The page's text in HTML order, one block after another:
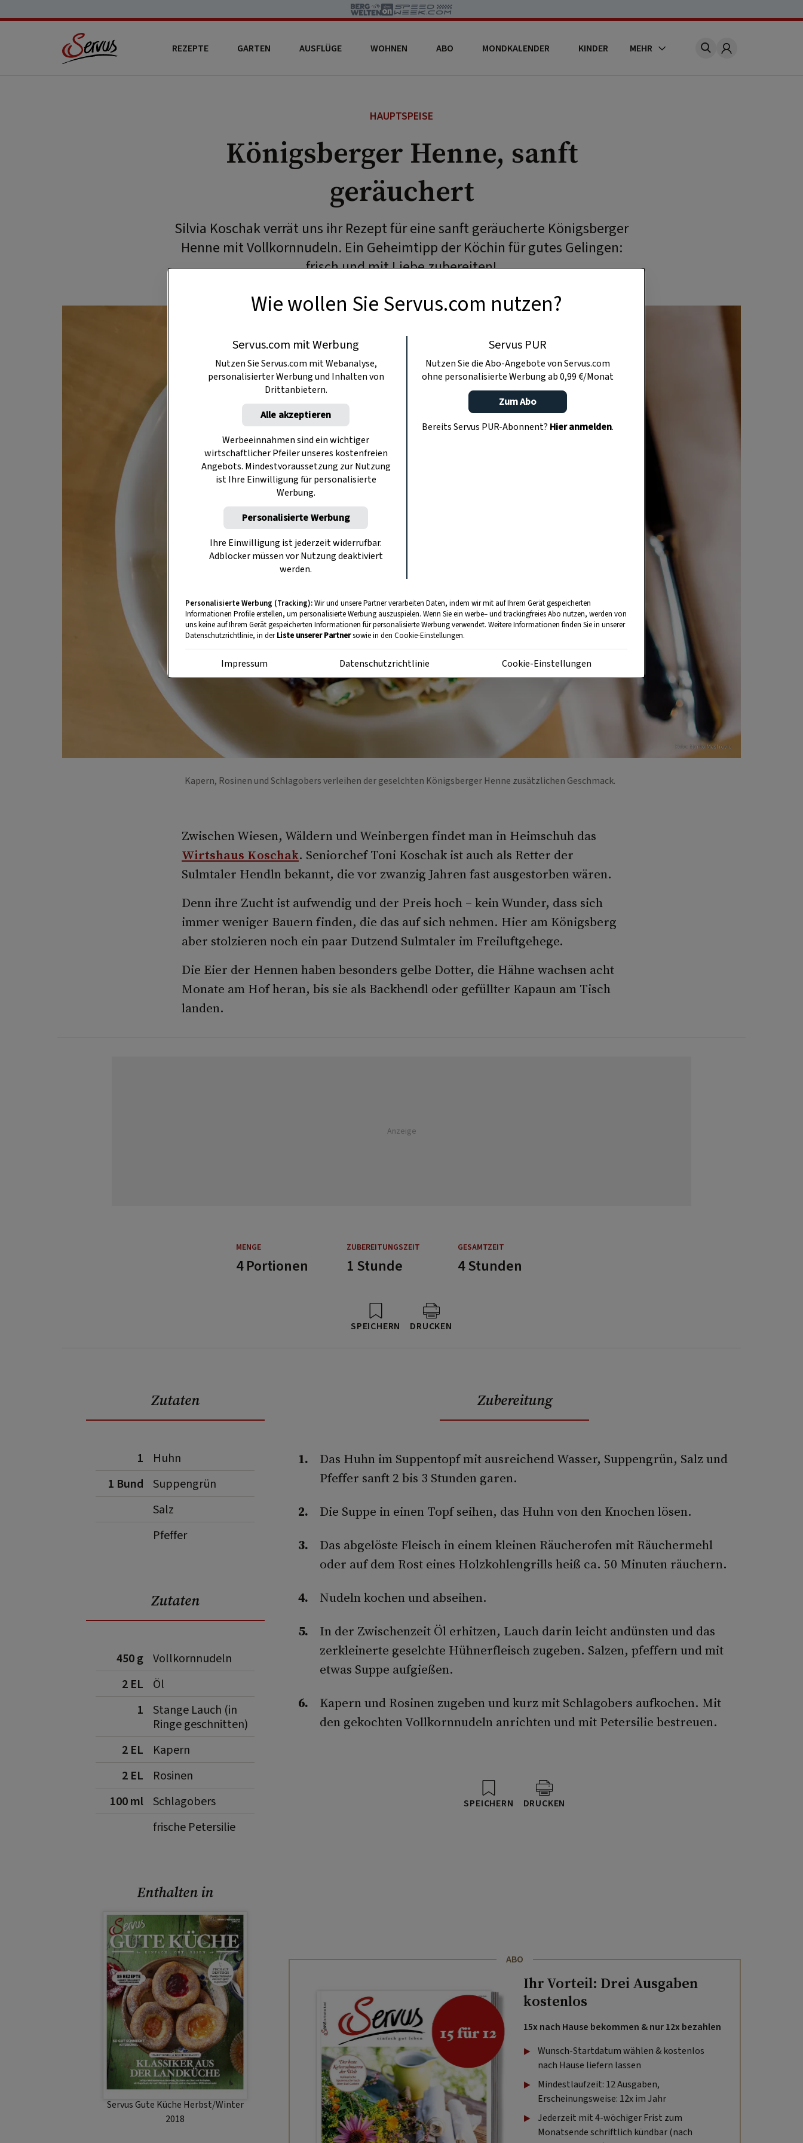
REZEPTE GARTEN AUSFLÜGE WOHNEN ABO MONDKALENDER KINDER MEHR Account
HAUPTSPEISE
Königsberger Henne, sanft
geräuchert
Silvia Koschak verrät uns ihr Rezept für eine sanft geräucherte Königsberger
Henne mit Vollkornnudeln. Ein Geheimtipp der Köchin für gutes Gelingen:
frisch und mit Liebe zubereiten!
Foto: Marko Mestrovic
Kapern, Rosinen und Schlagobers verleihen der geselchten Königsberger Henne zusätzlichen Geschmack.
Zwischen Wiesen, Wäldern und Weinbergen findet man in Heimschuh das
Wirtshaus Koschak. Seniorchef Toni Koschak ist auch als Retter der
Sulmtaler Hendln bekannt, die vor zwanzig Jahren fast ausgestorben wären.
Denn ihre Zucht ist aufwendig und der Preis hoch – kein Wunder, dass sich
immer weniger Bauern finden, die das auf sich nehmen. Hier am Königsberg
aber stolzieren noch ein paar Dutzend Sulmtaler im Freiluftgehege.
Die Eier der Hennen haben besonders gelbe Dotter, die Hähne wachsen acht
Monate am Hof heran, bis sie als Backhendl oder gefüllter Kapaun am Tisch
landen.
Anzeige
MENGE ZUBEREITUNGSZEIT GESAMTZEIT
4 Portionen 1 Stunde 4 Stunden
SPEICHERN DRUCKEN
Zutaten
1
Huhn
1 Bund
Suppengrün
Salz
Pfeffer
Zutaten
450 g Vollkornnudeln
2 EL
Öl
1
Stange Lauch (in
Ringe geschnitten)
2 EL
Kapern
2 EL
Rosinen
100 ml Schlagobers
frische Petersilie
Enthalten in
Servus Gute Küche Herbst/Winter
2018
Zubereitung
Das Huhn im Suppentopf mit ausreichend Wasser, Suppengrün, Salz und
Pfeffer sanft 2 bis 3 Stunden garen.
Die Suppe in einen Topf seihen, das Huhn von den Knochen lösen.
Das abgelöste Fleisch in einem kleinen Räucherofen mit Räuchermehl
oder auf dem Rost eines Holzkohlengrills heiß ca. 50 Minuten räuchern.
Nudeln kochen und abseihen.
In der Zwischenzeit Öl erhitzen, Lauch darin leicht andünsten und das
zerkleinerte geselchte Hühnerfleisch zugeben. Salzen, pfeffern und mit
etwas Suppe aufgießen.
Kapern und Rosinen zugeben und kurz mit Schlagobers aufkochen. Mit
den gekochten Vollkornnudeln anrichten und mit Petersilie bestreuen.
SPEICHERN DRUCKEN
ABO
Ihr Vorteil: Drei Ausgaben
kostenlos
15x nach Hause bekommen & nur 12x bezahlen
Wunsch-Startdatum wählen & kostenlos
nach Hause liefern lassen
Mindestlaufzeit: 12 Ausgaben,
Erscheinungsweise: 12x im Jahr
Jederzeit mit 4-wöchiger Frist zum
Monatsende schriftlich kündbar (nach
Wie wollen Sie Servus.com nutzen?
Servus.com mit Werbung
Nutzen Sie Servus.com mit Webanalyse,
personalisierter Werbung und Inhalten von
Drittanbietern.
Alle akzeptieren
Werbeeinnahmen sind ein wichtiger
wirtschaftlicher Pfeiler unseres kostenfreien
Angebots. Mindestvoraussetzung zur Nutzung
ist Ihre Einwilligung für personalisierte
Werbung.
Personalisierte Werbung
Ihre Einwilligung ist jederzeit widerrufbar.
Adblocker müssen vor Nutzung deaktiviert
werden.
Servus PUR
Nutzen Sie die Abo-Angebote von Servus.com
ohne personalisierte Werbung ab 0,99 €/Monat
Zum Abo
Bereits Servus PUR-Abonnent? Hier anmelden.
Personalisierte Werbung (Tracking):Wir und unsere Partner verarbeiten Daten, indem wir mit auf Ihrem Gerät gespeicherten
Informationen Profile erstellen, um personalisierte Werbung auszuspielen. Wenn Sie ein werbe– und trackingfreies Abo nutzen, werden von
uns keine auf Ihrem Gerät gespeicherten Informationen für personalisierte Werbung verwendet. Weitere Informationen finden Sie in unserer
Datenschutzrichtlinie, in derListe unserer Partnersowie in den Cookie-Einstellungen.
Impressum Datenschutzrichtlinie Cookie-Einstellungen